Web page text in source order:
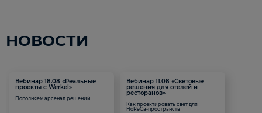
НОВОСТИ
Вебинар 18.08 «Реальные
проекты с Werkel»
Пополняем арсенал решений
Вебинар 11.08 «Световые
решения для отелей и
ресторанов»
Как проектировать свет для
HoReCa-пространств